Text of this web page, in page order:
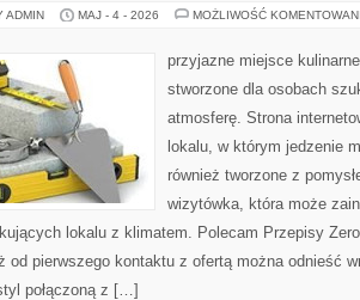
ADMIN MAJ - 4 - 2026 MOŻLIWOŚĆ
przyjazne miejsce
stworzone dla osobach
atmosferę. Strona
lokalu, w którym jedzenie
również tworzone z
wizytówka, która może
lokalu z klimatem. Polecam Przepisy
od pierwszego kontaktu z ofertą można odnieść
połączoną z […]